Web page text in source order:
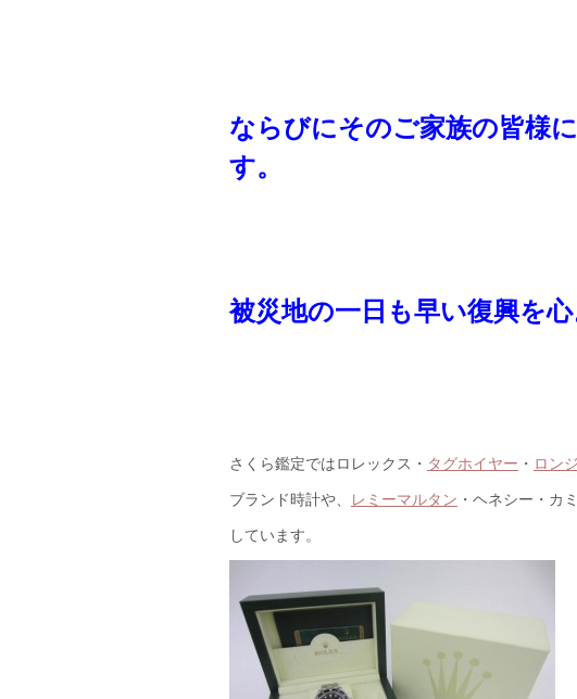
ならびにそのご家族の皆様
す。
被災地の一日も早い復興を
さくら鑑定ではロレックス・ タグホイヤー ・ ロン
ブランド時計や、 レミーマルタン ・ヘネシー・カ
しています。